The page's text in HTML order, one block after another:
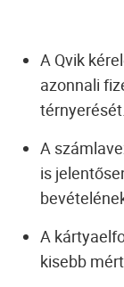
A Qvik
azonnali
A
is
A
kisebb